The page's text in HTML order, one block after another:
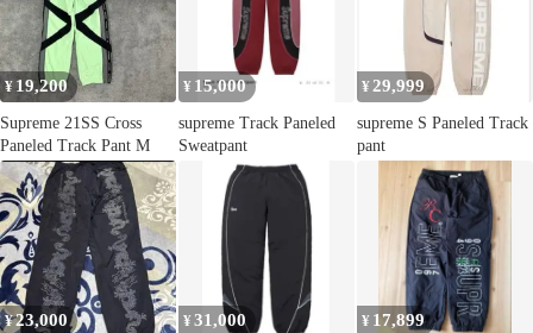
¥ 19,200
Supreme 21SS Cross
Paneled Track Pant M
¥ 15,000
supreme Track Paneled
Sweatpant
¥ 29,999
supreme S Paneled Track
pant
¥23,000 ¥31,000 ¥ 17,899